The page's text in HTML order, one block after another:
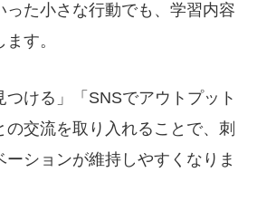
った小さな行動でも、学習内容
す。
つける」「SNSでアウトプット
交流を取り入れることで、刺
ションが維持しやすくなりま